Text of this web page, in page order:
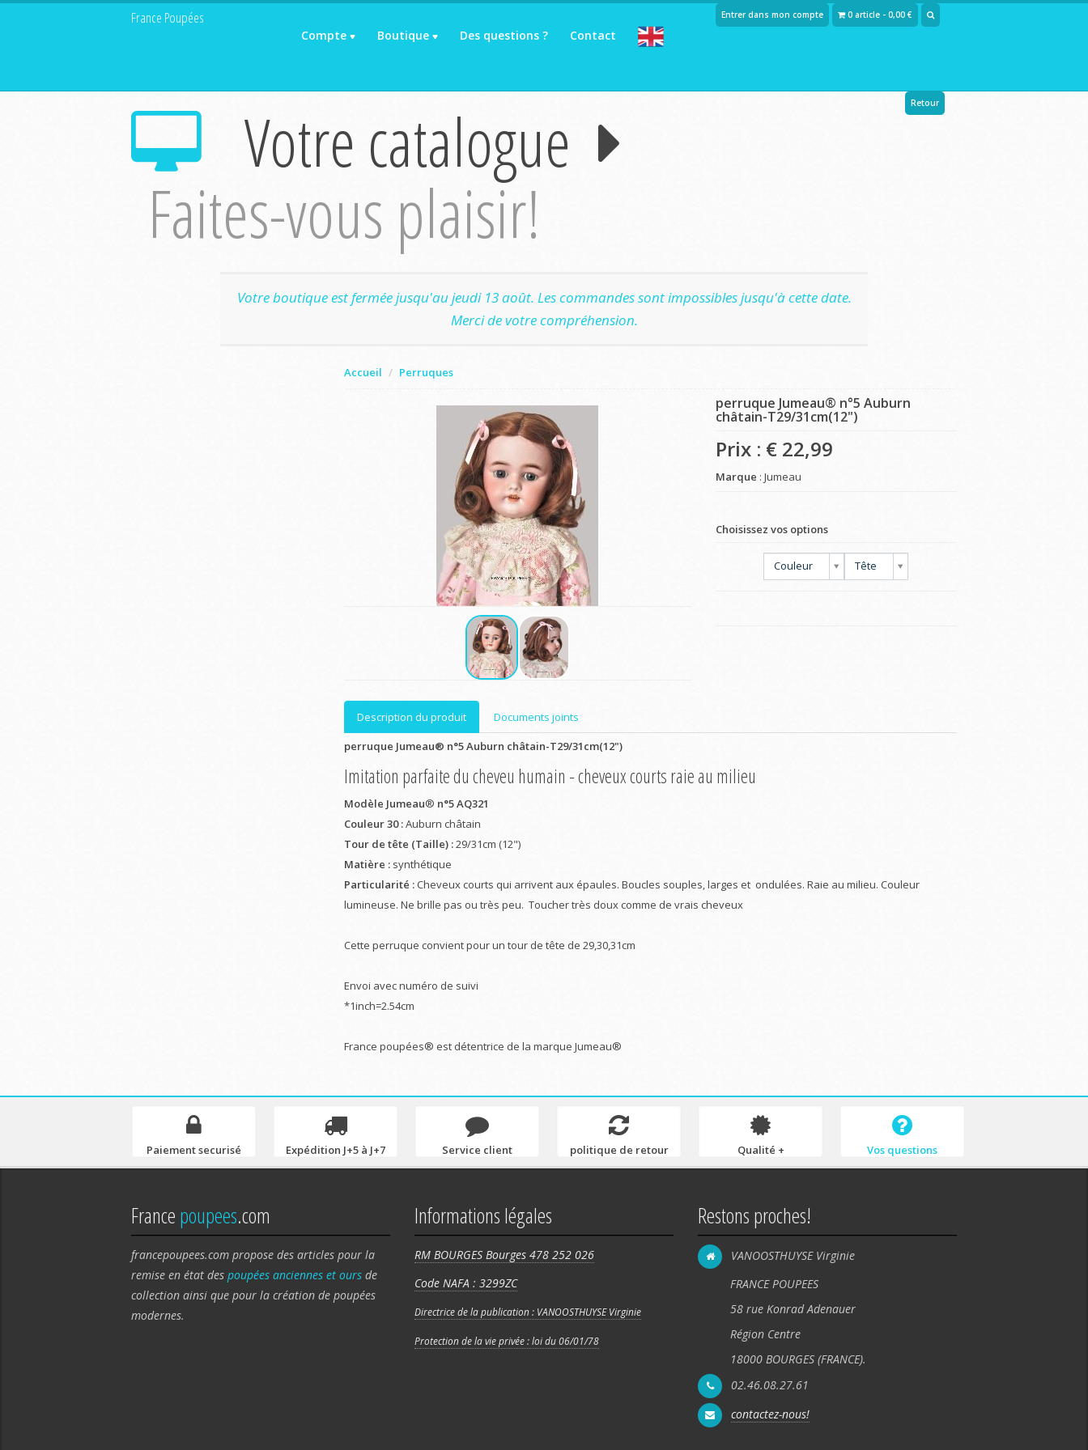
France Poupées
Compte Boutique Des questions ? Contact
Entrer dans mon compte 0 article - 0,00 €
Votre catalogue
Faites-vous plaisir!
Retour
Votre boutique est fermée jusqu'au jeudi 13 août. Les commandes sont impossibles jusqu'à cette date.
Merci de votre compréhension.
Accueil Perruques
perruque Jumeau® n°5 Auburn
châtain-T29/31cm(12")
Prix : € 22,99
Marque : Jumeau
Choisissez vos options
Couleur Tête
Description du produit
Documents joints
perruque Jumeau® n°5 Auburn châtain-T29/31cm(12")
Imitation parfaite du cheveu humain - cheveux courts raie au milieu
Modèle Jumeau® n°5 AQ321
Couleur 30 :Auburn châtain
Tour de tête (Taille) :29/31cm (12")
Matière :synthétique
Particularité :Cheveux courts qui arrivent aux épaules. Boucles souples, larges et ondulées. Raie au milieu. Couleur
lumineuse. Ne brille pas ou très peu. Toucher très doux comme de vrais cheveux
Cette perruque convient pour un tour de tête de 29,30,31cm
Envoi avec numéro de suivi
*1inch=2.54cm
France poupées® est détentrice de la marque Jumeau®
Paiement securisé Expédition J+5 à J+7 Service client politique de retour Qualité + Vos questions
Francepoupees.com
francepoupees.com propose des articles pour la
remise en état des poupées anciennes et ours de
collection ainsi que pour la création de poupées
modernes.
Informations légales
RM BOURGES Bourges 478 252 026
Code NAFA : 3299ZC
Directrice de la publication : VANOOSTHUYSE Virginie
Protection de la vie privée : loi du 06/01/78
Restons proches!
VANOOSTHUYSE Virginie
FRANCE POUPEES
58 rue Konrad Adenauer
Région Centre
18000 BOURGES (FRANCE).
02.46.08.27.61
contactez-nous!